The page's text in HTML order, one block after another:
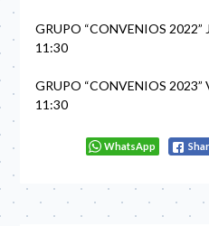
GRUPO “CONVENIOS 2022”
11:30
GRUPO “CONVENIOS 2023”
11:30
WhatsApp